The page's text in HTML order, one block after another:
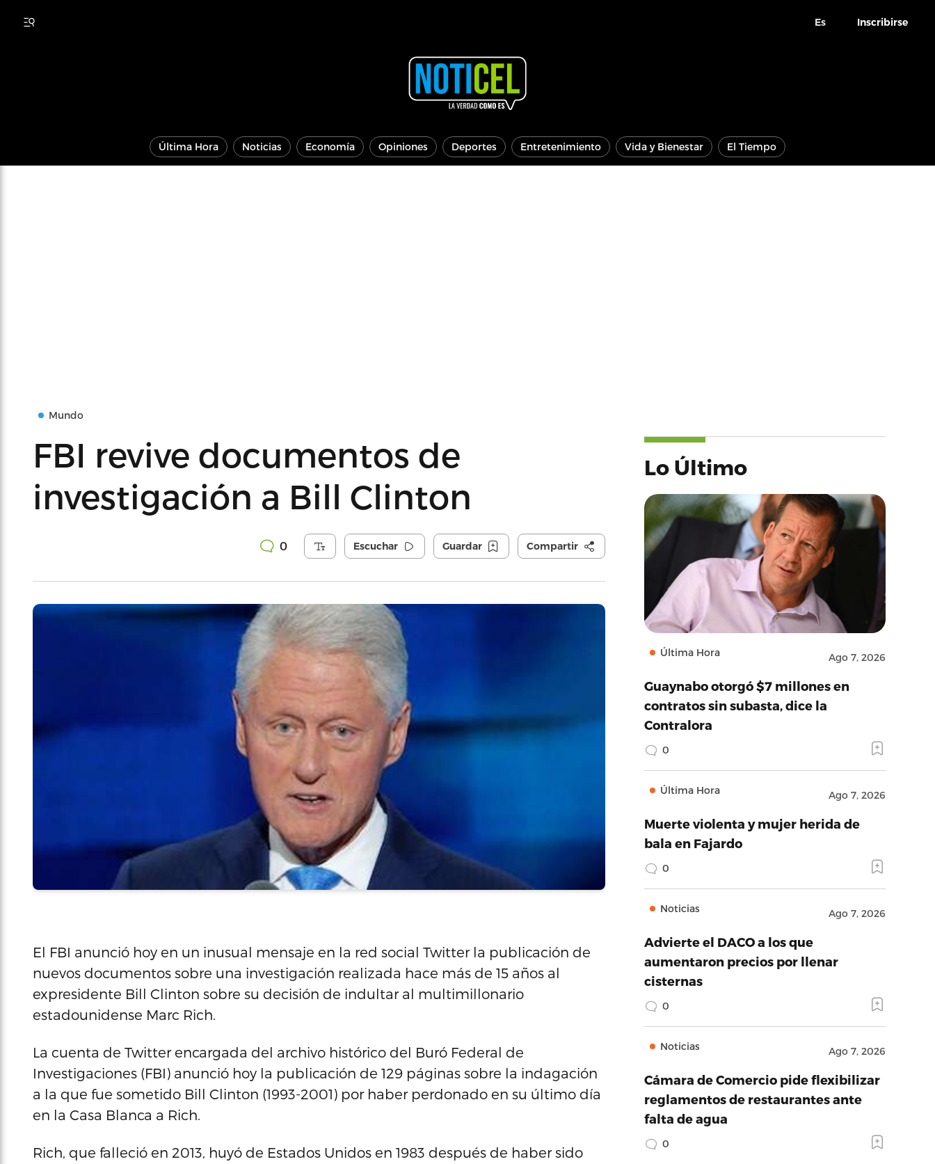
Es Inscribirse
Última Hora Noticias Economía Opiniones Deportes Entretenimiento Vida y Bienestar El Tiempo
Mundo
FBI revive documentos de
investigación a Bill Clinton
0 Escuchar Guardar Compartir
El FBI anunció hoy en un inusual mensaje en la red social Twitter la publicación de
nuevos documentos sobre una investigación realizada hace más de 15 años al
expresidente Bill Clinton sobre su decisión de indultar al multimillonario
estadounidense Marc Rich.
La cuenta de Twitter encargada del archivo histórico del Buró Federal de
Investigaciones (FBI) anunció hoy la publicación de 129 páginas sobre la indagación
a la que fue sometido Bill Clinton (1993-2001) por haber perdonado en su último día
en la Casa Blanca a Rich.
Rich, que falleció en 2013, huyó de Estados Unidos en 1983 después de haber sido
Lo Último
Última Hora Ago 7, 2026
Guaynabo otorgó $7 millones en
contratos sin subasta, dice la
Contralora
0
Última Hora Ago 7, 2026
Muerte violenta y mujer herida de
bala en Fajardo
0
Noticias Ago 7, 2026
Advierte el DACO a los que
aumentaron precios por llenar
cisternas
0
Noticias Ago 7, 2026
Cámara de Comercio pide flexibilizar
reglamentos de restaurantes ante
falta de agua
0